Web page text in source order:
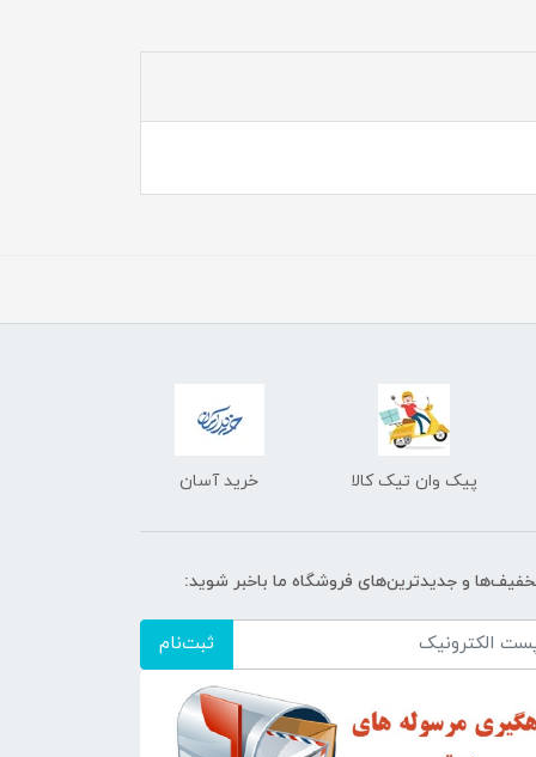
پیک وان تیک کالا خرید آسان
و جدیدترین‌های فروشگاه ما باخبر شوید:
ثبت‌نام